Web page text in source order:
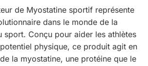
de Myostatine sportif représente
dans le monde de la
sport. Conçu pour aider les athlètes
physique, ce produit agit en
la myostatine, une protéine que le